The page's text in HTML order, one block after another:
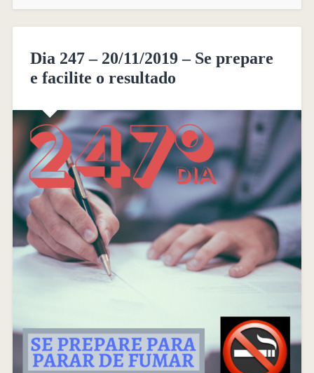
Dia 247 – 20/11/2019 – Se prepare
e facilite o resultado